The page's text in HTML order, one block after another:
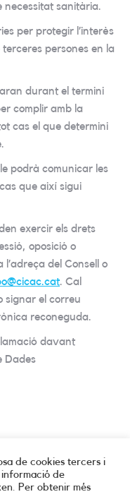
necessitat sanitària.
per protegir l’interès
persones en la
durant el termini
complir amb la
cas el que determini
podrà comunicar les
que així sigui
exercir els drets
oposició o
del Consell o
. Cal
signar el correu
reconeguda.
davant
Dades
de cookies tercers i
de
Per obtenir més